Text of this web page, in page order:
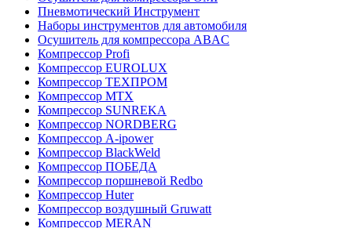
Пневмотический Инструмент
Наборы инструментов для автомобиля
Осушитель для компрессора ABAC
Компрессор Profi
Компрессор EUROLUX
Компрессор ТЕХПРОМ
Компрессор MTX
Компрессор SUNREKA
Компрессор NORDBERG
Компрессор A-ipower
Компрессор BlackWeld
Компрессор ПОБЕДА
Компрессор поршневой Redbo
Компрессор Huter
Компрессор воздушный Gruwatt
Компрессор MERAN